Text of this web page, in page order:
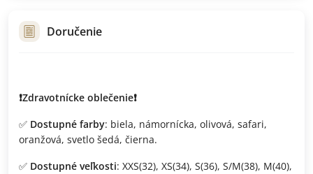
Doručenie
❗️Zdravotnícke oblečenie❗️
✅ Dostupné farby: biela, námornícka, olivová, safari,
oranžová, svetlo šedá, čierna.
✅ Dostupné veľkosti: XXS(32), XS(34), S(36), S/M(38), M(40),